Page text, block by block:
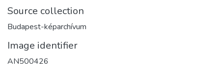
Source collection
Budapest-képarchívum
Image identifier
AN500426